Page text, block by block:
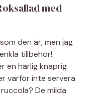
med
den är, men jag
tillbehör!
en härlig knaprig
varför inte servera
De milda